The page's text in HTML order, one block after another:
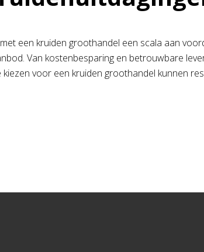
een kruiden groothandel een scala aan
Van kostenbesparing en betrouwbare
voor een kruiden groothandel kunnen